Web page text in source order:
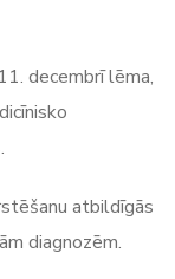
decembrī lēma,
atbildīgās
diagnozēm.